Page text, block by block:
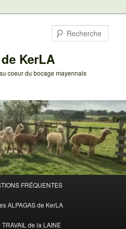
KerLA
coeur du bocage mayennais
FRÉQUENTES
ALPAGAS de KerLA
TRAVAIL de la LAINE